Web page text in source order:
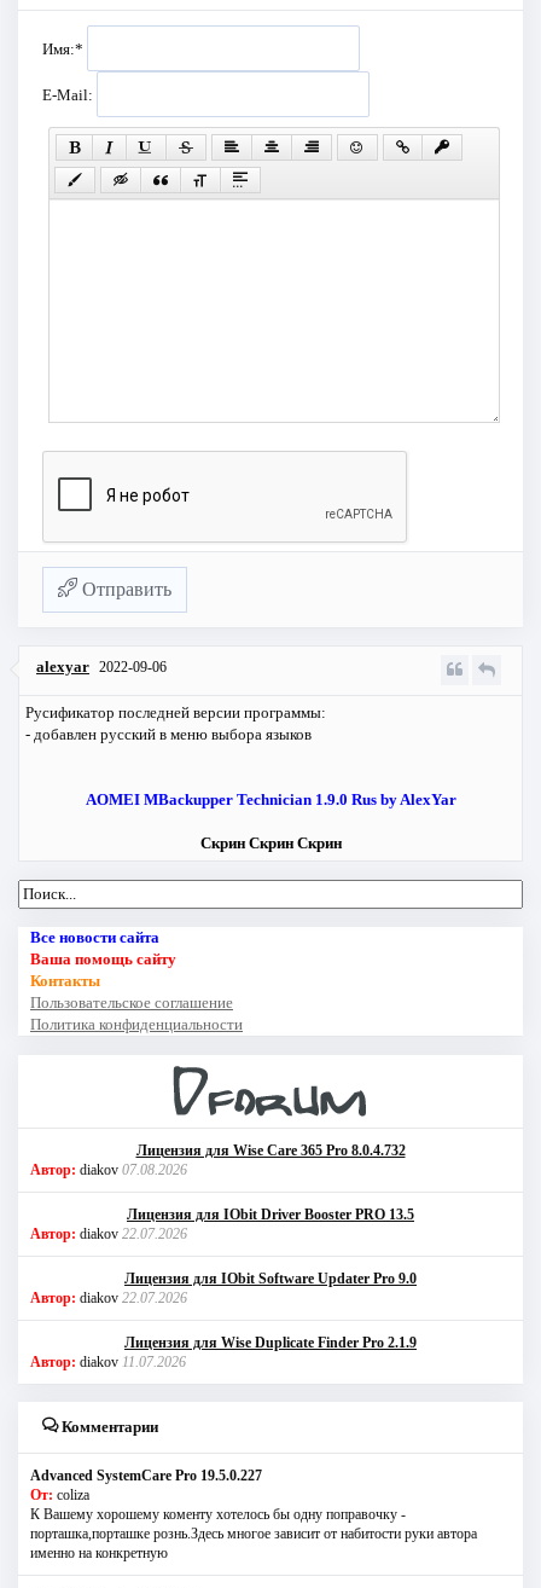
Имя:*
E-Mail:
Отправить
alexyar 2022-09-06
Русификатор последней версии программы:
- добавлен русский в меню выбора языков
AOMEI MBackupper Technician 1.9.0 Rus by AlexYar
Скрин Скрин Скрин
Все новости сайта
Ваша помощь сайту
Контакты
Пользовательское соглашение
Политика конфиденциальности
Лицензия для Wise Care 365 Pro 8.0.4.732
Автор: diakov 07.08.2026
Лицензия для IObit Driver Booster PRO 13.5
Автор: diakov 22.07.2026
Лицензия для IObit Software Updater Pro 9.0
Автор: diakov 22.07.2026
Лицензия для Wise Duplicate Finder Pro 2.1.9
Автор: diakov 11.07.2026
Комментарии
Advanced SystemCare Pro 19.5.0.227
От: coliza
К Вашему хорошему коменту хотелось бы одну поправочку -
порташка,порташке рознь.Здесь многое зависит от набитости руки автора
именно на конкретную